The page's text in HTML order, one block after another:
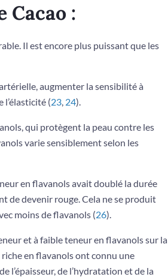
:
Il est encore plus puissant que les
augmenter la sensibilité à
(23, 24).
qui protègent la peau contre les
varie sensiblement selon les
en flavanols avait doublé la durée
de devenir rouge. Cela ne se produit
moins de flavanols (26).
et à faible teneur en flavanols sur la
en flavanols ont connu une
l’épaisseur, de l’hydratation et de la